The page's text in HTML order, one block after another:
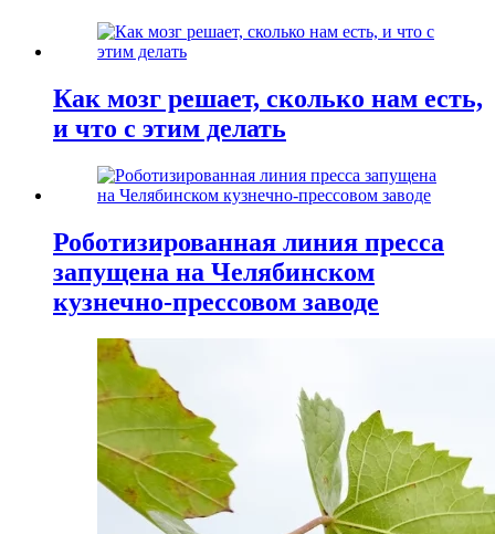
Как мозг решает, сколько нам есть,
и что с этим делать
Роботизированная линия пресса
запущена на Челябинском
кузнечно-прессовом заводе